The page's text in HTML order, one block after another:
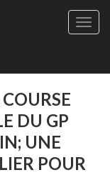
Site
DU GP
UNE
POUR